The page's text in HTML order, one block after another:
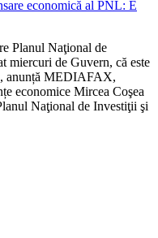
Planul Naţional de
miercuri de Guvern, că este
anunță MEDIAFAX,
economice Mircea Coşea
Naţional de Investiţii şi